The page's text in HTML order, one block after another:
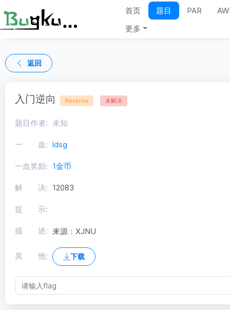
首页 题目 PAR
更多
返回
入门逆向 Reverse 未解决
题目作者: 未知
一 血: ldsg
一血奖励: 1金币
解 决: 12083
提 示:
描 述: 来源：XJNU
其 他: 下载